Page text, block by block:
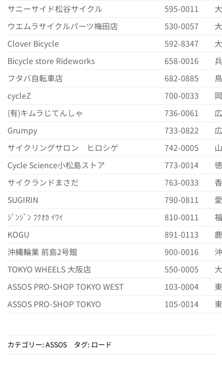
サニーサイド松谷サイクル 595-0011
ウエムラサイクルパーツ梅田店
530-0057
Clover Bicycle
592-8347
Bicycle store Rideworks
658-0016
フタバ自転車店
682-0885
cycleZ
700-0033
(有)キムラじてんしゃ
736-0061
Grumpy
733-0822
サイクリングサロン ヒロシゲ
742-0005
Cycle Science小松島ストア
773-0014
サイクランドまさだ
763-0033
SUGIRIN
790-0811
ｼﾞﾝｼﾞﾝ ﾌｸｵｶ ｲﾜｲ
810-0011
KOGU
891-0113
沖縄輪業 前島2号館
900-0016
TOKYO WHEELS 大阪店
550-0005
ASSOS PRO-SHOP TOKYO WEST
103-0004
ASSOS PRO-SHOP TOKYO
105-0014
カテゴリー: ASSOS タグ: ロード